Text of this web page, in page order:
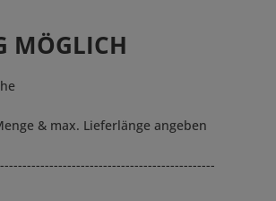
MÖGLICH
& max. Lieferlänge angeben